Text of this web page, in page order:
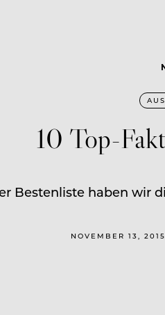
10 Top-
Bestenliste haben wir
NOVEMBER 13,